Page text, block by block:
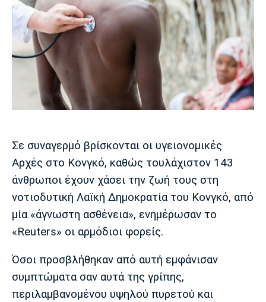
Διαιτησία
Ποδόσφαιρο Γυναικών
FIBA World Cup 2023
Ευ ζην
Βιβλίο
Μουσική
Πολιτισμός
Πρωτοσέλιδα
Έντυπη έκδοση
Στήλες
Τραγούδια
Running
Media
Παρασκήνιο
Πρόγραμμα TV
Ηρακλής Βόλος
Μαδρίτης
Μαδρίτης
Μάντσεστερ
Γιουνάιτεντ
Τσέλσι Άρσεναλ
Σε συναγερμό βρίσκονται οι υγειονομικές
Αρχές στο Κονγκό, καθώς τουλάχιστον 143
άνθρωποι έχουν χάσει την ζωή τους στη
νοτιοδυτική Λαϊκή Δημοκρατία του Κονγκό, από
μία «άγνωστη ασθένεια», ενημέρωσαν το
«Reuters» οι αρμόδιοι φορείς.
Όσοι προσβλήθηκαν από αυτή εμφάνισαν
συμπτώματα σαν αυτά της γρίπης,
περιλαμβανομένου υψηλού πυρετού και